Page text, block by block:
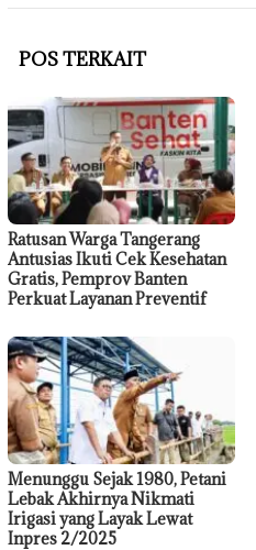
POS TERKAIT
Ratusan Warga Tangerang
Antusias Ikuti Cek Kesehatan
Gratis, Pemprov Banten
Perkuat Layanan Preventif
Menunggu Sejak 1980, Petani
Lebak Akhirnya Nikmati
Irigasi yang Layak Lewat
Inpres 2/2025